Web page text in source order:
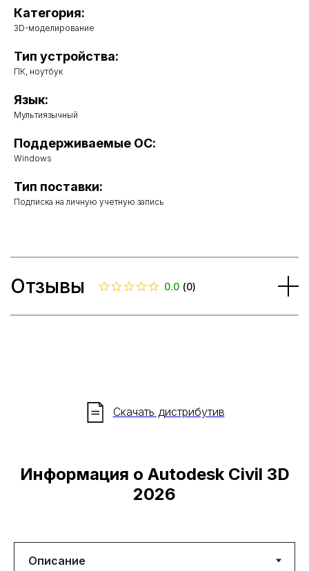
Категория:
3D-моделирование
Тип устройства:
ПК, ноутбук
Язык:
Мультиязычный
Поддерживаемые ОС:
Windows
Тип поставки:
Подписка на личную учетную запись
Отзывы 0.0 (0)
Скачать дистрибутив
Информация о Autodesk Civil 3D
2026